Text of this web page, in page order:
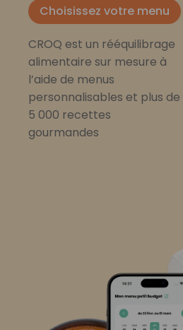
Choisissez votre menu
CROQ est un rééquilibrage
alimentaire sur mesure à
l’aide de menus
personnalisables et plus de
5 000 recettes
gourmandes